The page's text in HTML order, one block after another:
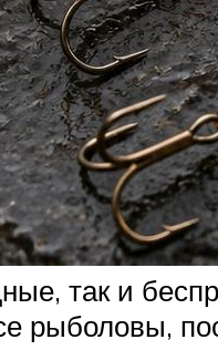
так и
рыболовы,